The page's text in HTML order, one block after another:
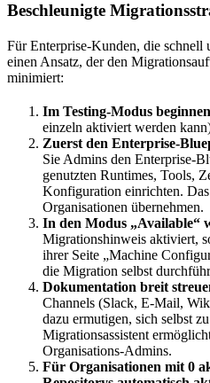
Beschleunigte
Für Enterprise-Kunden, die schnell
einen Ansatz, der den
minimiert:
Im Testing-Modus beginnen
einzeln aktiviert werden
Zuerst den Enterprise-
Sie Admins den Enterprise-
genutzten Runtimes, Tools,
Konfiguration einrichten.
Organisationen übernehmen.
In den Modus „Available“
Migrationshinweis aktiviert,
ihrer Seite „Machine
die Migration selbst
Dokumentation breit
Channels (Slack, E-Mail,
dazu ermutigen, sich selbst
Migrationsassistent
Organisations-Admins.
Für Organisationen mit 0